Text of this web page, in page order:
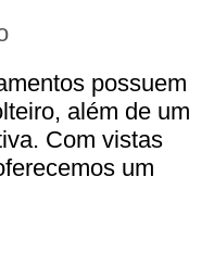
possuem
além de um
Com vistas
um